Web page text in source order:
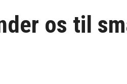
os til